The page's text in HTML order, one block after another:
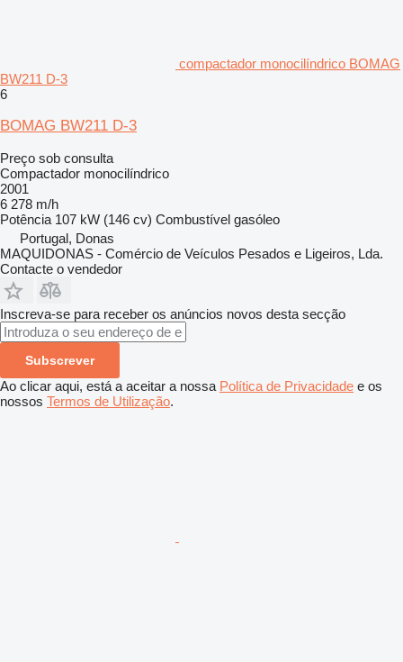
compactador monocilíndrico BOMAG
BW211 D-3
6
BOMAG BW211 D-3
Preço sob consulta
Compactador monocilíndrico
2001
6 278 m/h
Potência 107 kW (146 cv) Combustível gasóleo
Portugal, Donas
MAQUIDONAS - Comércio de Veículos Pesados e Ligeiros, Lda.
Contacte o vendedor
Inscreva-se para receber os anúncios novos desta secção
Subscrever
Ao clicar aqui, está a aceitar a nossa Política de Privacidade e os
nossos Termos de Utilização.